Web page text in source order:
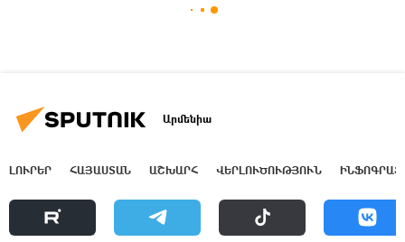
Արմենիա
ԼՈՒՐԵՐ ՀԱՅԱՍՏԱՆ ԱՇԽԱՐՀ ՎԵՐԼՈՒԾՈՒԹՅՈՒՆ